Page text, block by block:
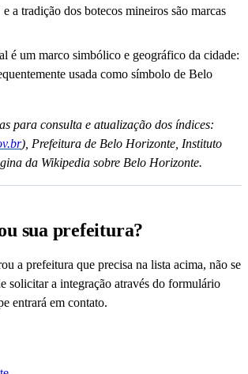
a tradição dos botecos mineiros são marcas
é um marco simbólico e geográfico da cidade:
usada como símbolo de Belo
para consulta e atualização dos índices:
), Prefeitura de Belo Horizonte, Instituto
da Wikipedia sobre Belo Horizonte.
sua prefeitura?
a prefeitura que precisa na lista acima, não se
solicitar a integração através do formulário
entrará em contato.